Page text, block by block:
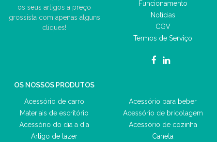
os seus artigos a preço
grossista com apenas alguns
cliques!
Funcionamento
Notícias
CGV
Termos de Serviço
OS NOSSOS PRODUTOS
Acessório de carro
Materiais de escritório
Acessório do dia a dia
Artigo de lazer
Acessório para beber
Acessório de bricolagem
Acessório de cozinha
Caneta